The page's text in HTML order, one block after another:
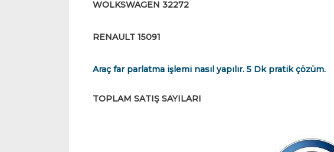
WOLKSWAGEN 32272
RENAULT 15091
Araç far parlatma işlemi nasıl yapılır. 5 Dk pratik çözüm.
TOPLAM SATIŞ SAYILARI